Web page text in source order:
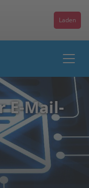
Laden
E-Mail-